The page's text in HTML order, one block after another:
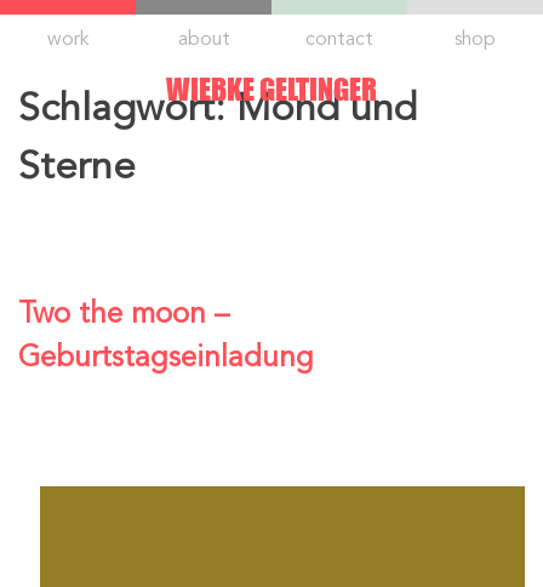
Skip
WIEBKE GELTINGER
work about contact shop
Schlagwort:Mond und
Sterne
Two the moon –
Geburtstagseinladung